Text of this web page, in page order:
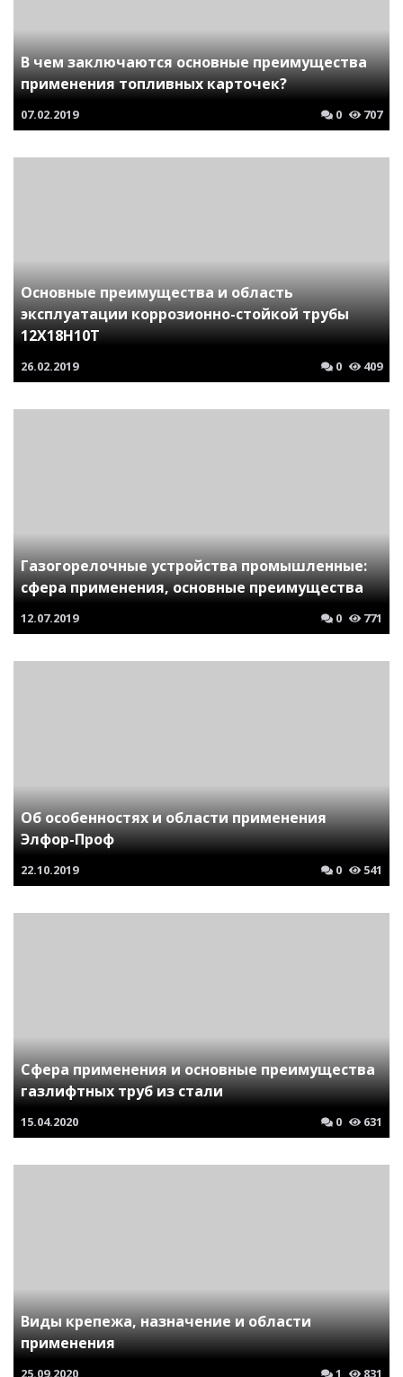
В чем заключаются основные преимущества
применения топливных карточек?
07.02.2019 0 707
Основные преимущества и область
эксплуатации коррозионно-стойкой трубы
12Х18Н10Т
26.02.2019 0 409
Газогорелочные устройства промышленные:
сфера применения, основные преимущества
12.07.2019 0 771
Об особенностях и области применения
Элфор-Проф
22.10.2019 0 541
Сфера применения и основные преимущества
газлифтных труб из стали
15.04.2020 0 631
Виды крепежа, назначение и области
применения
25.09.2020 1 831